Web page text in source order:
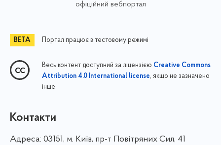
офіційний вебпортал
Портал працює в тестовому режимі
Весь контент доступний за ліцензією Creative Commons
Attribution 4.0 International license, якщо не зазначено
інше
Контакти
Адреса: 03151, м. Київ, пр-т Повітряних Сил, 41